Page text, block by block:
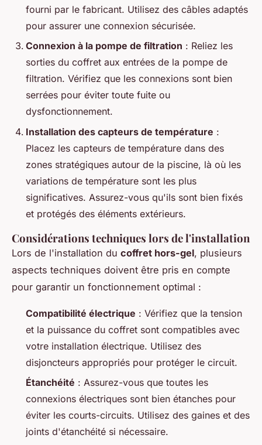
fourni par le fabricant. Utilisez des câbles adaptés
pour assurer une connexion sécurisée.
Connexion à la pompe de filtration : Reliez les
sorties du coffret aux entrées de la pompe de
filtration. Vérifiez que les connexions sont bien
serrées pour éviter toute fuite ou
dysfonctionnement.
Installation des capteurs de température :
Placez les capteurs de température dans des
zones stratégiques autour de la piscine, là où les
variations de température sont les plus
significatives. Assurez-vous qu'ils sont bien fixés
et protégés des éléments extérieurs.
Considérations techniques lors de l'installation
Lors de l'installation du coffret hors-gel, plusieurs
aspects techniques doivent être pris en compte
pour garantir un fonctionnement optimal :
Compatibilité électrique : Vérifiez que la tension
et la puissance du coffret sont compatibles avec
votre installation électrique. Utilisez des
disjoncteurs appropriés pour protéger le circuit.
Étanchéité : Assurez-vous que toutes les
connexions électriques sont bien étanches pour
éviter les courts-circuits. Utilisez des gaines et des
joints d'étanchéité si nécessaire.